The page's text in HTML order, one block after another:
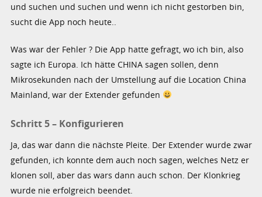
und suchen und suchen und wenn ich nicht gestorben bin,
sucht die App noch heute..
Was war der Fehler ? Die App hatte gefragt, wo ich bin, also
sagte ich Europa. Ich hätte CHINA sagen sollen, denn
Mikrosekunden nach der Umstellung auf die Location China
Mainland, war der Extender gefunden
Schritt 5 – Konfigurieren
Ja, das war dann die nächste Pleite. Der Extender wurde zwar
gefunden, ich konnte dem auch noch sagen, welches Netz er
klonen soll, aber das wars dann auch schon. Der Klonkrieg
wurde nie erfolgreich beendet.